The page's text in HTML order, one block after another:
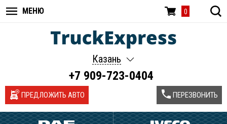
МЕНЮ 0
Казань
+7 909-723-0404
ПРЕДЛОЖИТЬ АВТО